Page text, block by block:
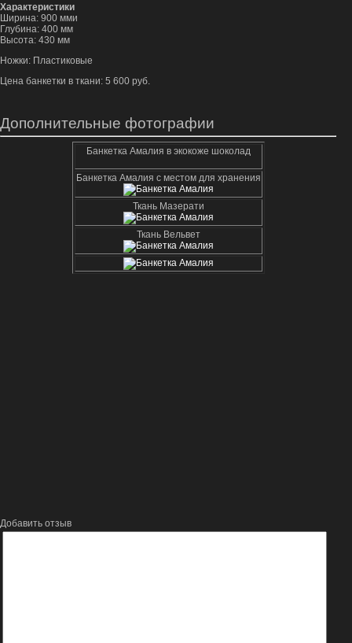
Характеристики
Ширина: 900 мми
Глубина: 400 мм
Высота: 430 мм
Ножки: Пластиковые
Цена банкетки в ткани: 5 600 руб.
Дополнительные фотографии
Банкетка Амалия в экокоже шоколад
Банкетка Амалия с местом для хранения
Ткань Мазерати
Ткань Вельвет
Добавить отзыв